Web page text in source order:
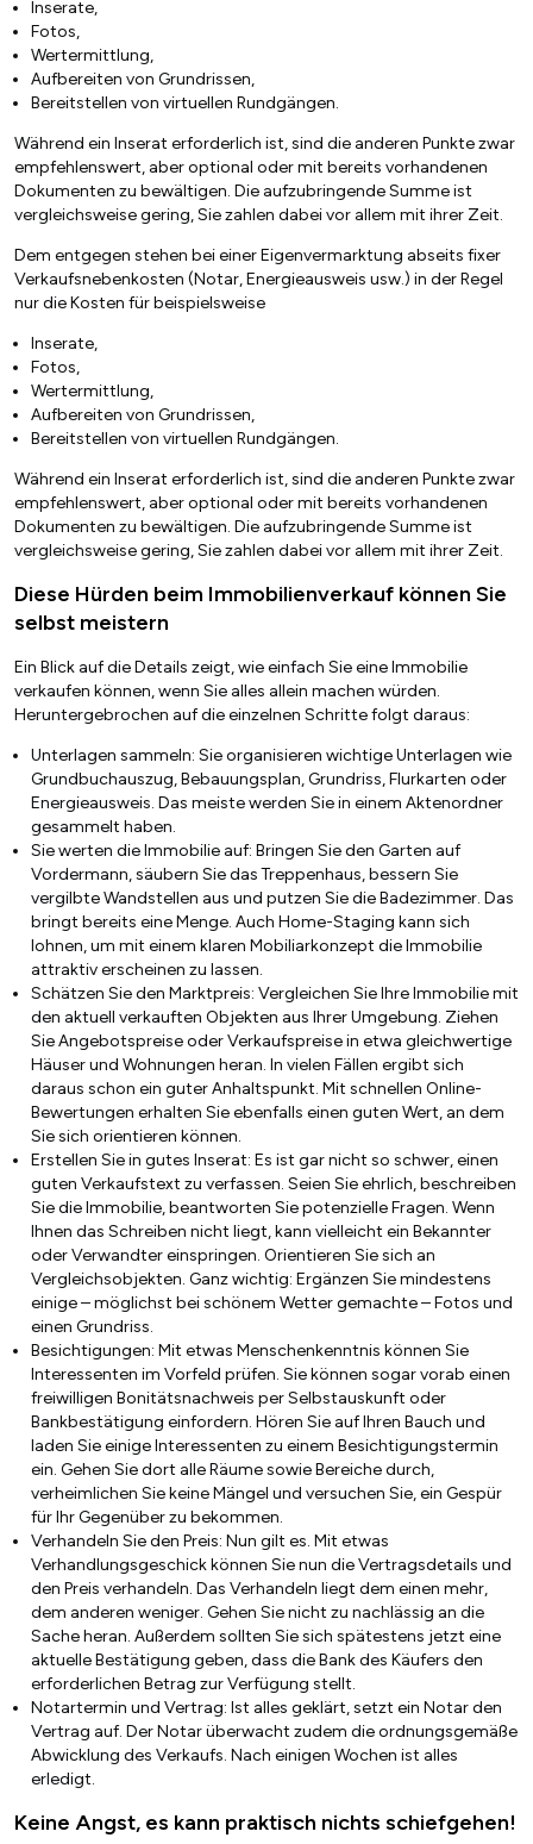
Inserate,
Fotos,
Wertermittlung,
Aufbereiten von Grundrissen,
Bereitstellen von virtuellen Rundgängen.
Während ein Inserat erforderlich ist, sind die anderen Punkte zwar
empfehlenswert, aber optional oder mit bereits vorhandenen
Dokumenten zu bewältigen. Die aufzubringende Summe ist
vergleichsweise gering, Sie zahlen dabei vor allem mit ihrer Zeit.
Dem entgegen stehen bei einer Eigenvermarktung abseits fixer
Verkaufsnebenkosten (Notar, Energieausweis usw.) in der Regel
nur die Kosten für beispielsweise
Inserate,
Fotos,
Wertermittlung,
Aufbereiten von Grundrissen,
Bereitstellen von virtuellen Rundgängen.
Während ein Inserat erforderlich ist, sind die anderen Punkte zwar
empfehlenswert, aber optional oder mit bereits vorhandenen
Dokumenten zu bewältigen. Die aufzubringende Summe ist
vergleichsweise gering, Sie zahlen dabei vor allem mit ihrer Zeit.
Diese Hürden beim Immobilienverkauf können Sie
selbst meistern
Ein Blick auf die Details zeigt, wie einfach Sie eine Immobilie
verkaufen können, wenn Sie alles allein machen würden.
Heruntergebrochen auf die einzelnen Schritte folgt daraus:
Unterlagen sammeln: Sie organisieren wichtige Unterlagen wie
Grundbuchauszug, Bebauungsplan, Grundriss, Flurkarten oder
Energieausweis. Das meiste werden Sie in einem Aktenordner
gesammelt haben.
Sie werten die Immobilie auf: Bringen Sie den Garten auf
Vordermann, säubern Sie das Treppenhaus, bessern Sie
vergilbte Wandstellen aus und putzen Sie die Badezimmer. Das
bringt bereits eine Menge. Auch Home-Staging kann sich
lohnen, um mit einem klaren Mobiliarkonzept die Immobilie
attraktiv erscheinen zu lassen.
Schätzen Sie den Marktpreis: Vergleichen Sie Ihre Immobilie mit
den aktuell verkauften Objekten aus Ihrer Umgebung. Ziehen
Sie Angebotspreise oder Verkaufspreise in etwa gleichwertige
Häuser und Wohnungen heran. In vielen Fällen ergibt sich
daraus schon ein guter Anhaltspunkt. Mit schnellen Online-
Bewertungen erhalten Sie ebenfalls einen guten Wert, an dem
Sie sich orientieren können.
Erstellen Sie in gutes Inserat: Es ist gar nicht so schwer, einen
guten Verkaufstext zu verfassen. Seien Sie ehrlich, beschreiben
Sie die Immobilie, beantworten Sie potenzielle Fragen. Wenn
Ihnen das Schreiben nicht liegt, kann vielleicht ein Bekannter
oder Verwandter einspringen. Orientieren Sie sich an
Vergleichsobjekten. Ganz wichtig: Ergänzen Sie mindestens
einige – möglichst bei schönem Wetter gemachte – Fotos und
einen Grundriss.
Besichtigungen: Mit etwas Menschenkenntnis können Sie
Interessenten im Vorfeld prüfen. Sie können sogar vorab einen
freiwilligen Bonitätsnachweis per Selbstauskunft oder
Bankbestätigung einfordern. Hören Sie auf Ihren Bauch und
laden Sie einige Interessenten zu einem Besichtigungstermin
ein. Gehen Sie dort alle Räume sowie Bereiche durch,
verheimlichen Sie keine Mängel und versuchen Sie, ein Gespür
für Ihr Gegenüber zu bekommen.
Verhandeln Sie den Preis: Nun gilt es. Mit etwas
Verhandlungsgeschick können Sie nun die Vertragsdetails und
den Preis verhandeln. Das Verhandeln liegt dem einen mehr,
dem anderen weniger. Gehen Sie nicht zu nachlässig an die
Sache heran. Außerdem sollten Sie sich spätestens jetzt eine
aktuelle Bestätigung geben, dass die Bank des Käufers den
erforderlichen Betrag zur Verfügung stellt.
Notartermin und Vertrag: Ist alles geklärt, setzt ein Notar den
Vertrag auf. Der Notar überwacht zudem die ordnungsgemäße
Abwicklung des Verkaufs. Nach einigen Wochen ist alles
erledigt.
Keine Angst, es kann praktisch nichts schiefgehen!